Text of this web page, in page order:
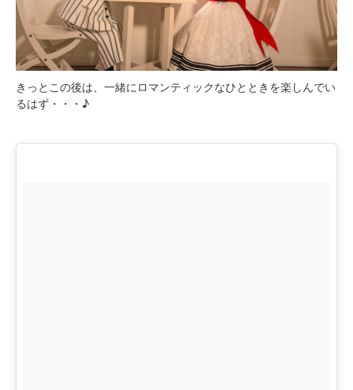
きっとこの後は、一緒にロマンティックなひとときを楽しんでい
るはず・・・♪